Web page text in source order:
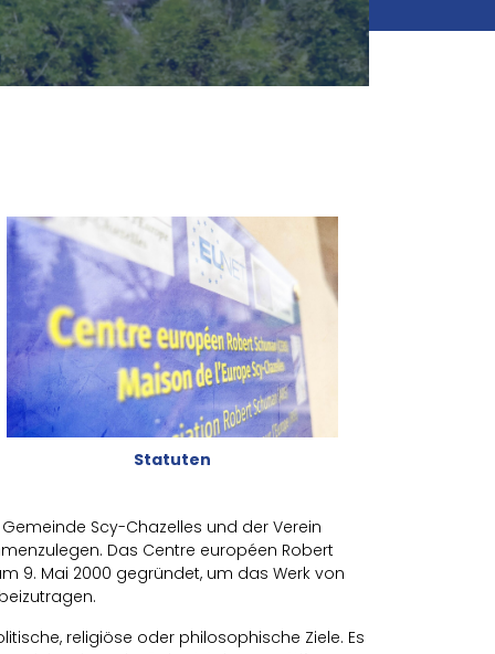
Statuten
Scy-Chazelles und der Verein
Das Centre européen Robert
9. Mai 2000 gegründet, um das Werk von
religiöse oder philosophische Ziele. Es